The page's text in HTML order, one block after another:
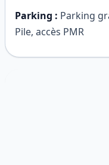
Parking : Parking
Pile, accès PMR